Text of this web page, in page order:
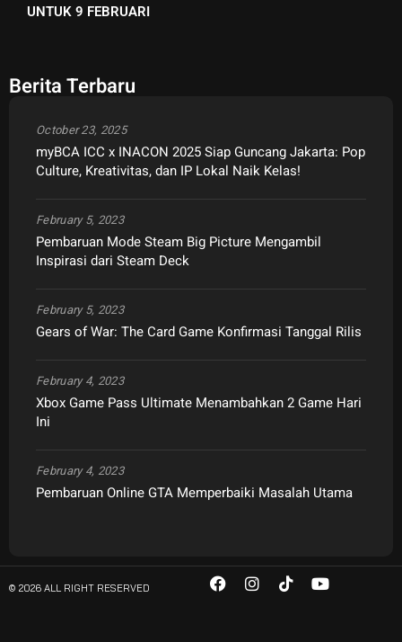
UNTUK 9 FEBRUARI
Berita Terbaru
myBCA ICC x INACON 2025 Siap Guncang Jakarta: Pop
Culture, Kreativitas, dan IP Lokal Naik Kelas!
October 23, 2025
Pembaruan Mode Steam Big Picture Mengambil
Inspirasi dari Steam Deck
February 5, 2023
Gears of War: The Card Game Konfirmasi Tanggal Rilis
February 5, 2023
Xbox Game Pass Ultimate Menambahkan 2 Game Hari
Ini
February 4, 2023
Pembaruan Online GTA Memperbaiki Masalah Utama
February 4, 2023
© 2026 ALL RIGHT RESERVED